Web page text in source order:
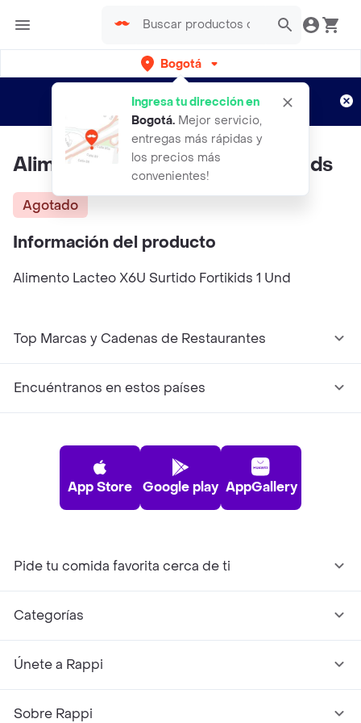
Bogotá
Ingresa tu dirección en
Bogotá. Mejor servicio,
entregas más rápidas y
los precios más
convenientes!
envíos gratis por semanas
Aplican TyC
Alimento Lacteosurtido Forti Kids
Agotado
Información del producto
Alimento Lacteo X6U Surtido Fortikids 1 Und
Top Marcas y Cadenas de Restaurantes
Encuéntranos en estos países
App Store Google play AppGallery
Pide tu comida favorita cerca de ti
Categorías
Únete a Rappi
Sobre Rappi